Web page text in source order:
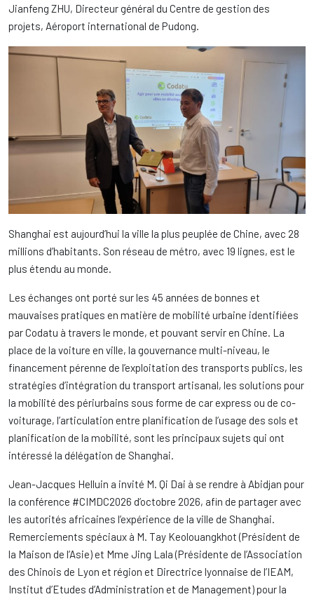
Jianfeng ZHU, Directeur général du Centre de gestion des
projets, Aéroport international de Pudong.
Shanghai est aujourd’hui la ville la plus peuplée de Chine, avec 28
millions d’habitants. Son réseau de métro, avec 19 lignes, est le
plus étendu au monde.
Les échanges ont porté sur les 45 années de bonnes et
mauvaises pratiques en matière de mobilité urbaine identifiées
par Codatu à travers le monde, et pouvant servir en Chine. La
place de la voiture en ville, la gouvernance multi-niveau, le
financement pérenne de l’exploitation des transports publics, les
stratégies d’intégration du transport artisanal, les solutions pour
la mobilité des périurbains sous forme de car express ou de co-
voiturage, l’articulation entre planification de l’usage des sols et
planification de la mobilité, sont les principaux sujets qui ont
intéressé la délégation de Shanghai.
Jean-Jacques Helluin a invité M. Qi Dai à se rendre à Abidjan pour
la conférence #CIMDC2026 d’octobre 2026, afin de partager avec
les autorités africaines l’expérience de la ville de Shanghai.
Remerciements spéciaux à M. Tay Keolouangkhot (Président de
la Maison de l’Asie) et Mme Jing Lala (Présidente de l’Association
des Chinois de Lyon et région et Directrice lyonnaise de l’IEAM,
Institut d’Etudes d’Administration et de Management) pour la